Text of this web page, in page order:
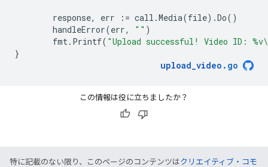
response, err := call .Media(file).Do()
handleError(err, "" )
fmt. Printf( "Upload successful! Video ID:
}
upload_video . go
この情報は役に立ちましたか？
特に記載のない限り、このページのコンテンツはクリエイティブ・コモ